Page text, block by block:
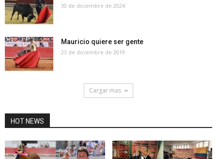
30 de diciembre de 2024
Mauricio quiere ser gente
23 de diciembre de 2019
Cargar mas
HOT NEWS